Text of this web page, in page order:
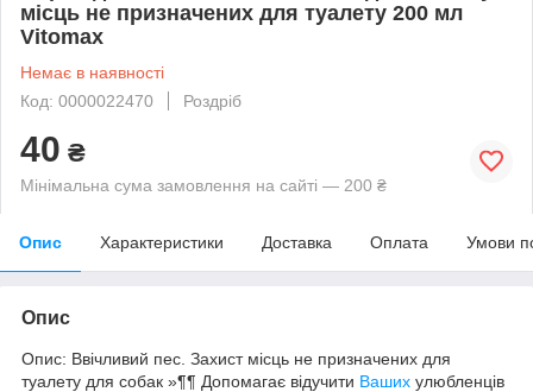
місць не призначених для туалету 200 мл
Vitomax
Немає в наявності
Код: 0000022470
Роздріб
40 ₴
Мінімальна сума замовлення на сайті — 200 ₴
Опис Характеристики Доставка Оплата Умови
Опис
Опис: Ввічливий пес. Захист місць не призначених для
туалету для собак »¶¶ Допомагає відучити Ваших улюбленців